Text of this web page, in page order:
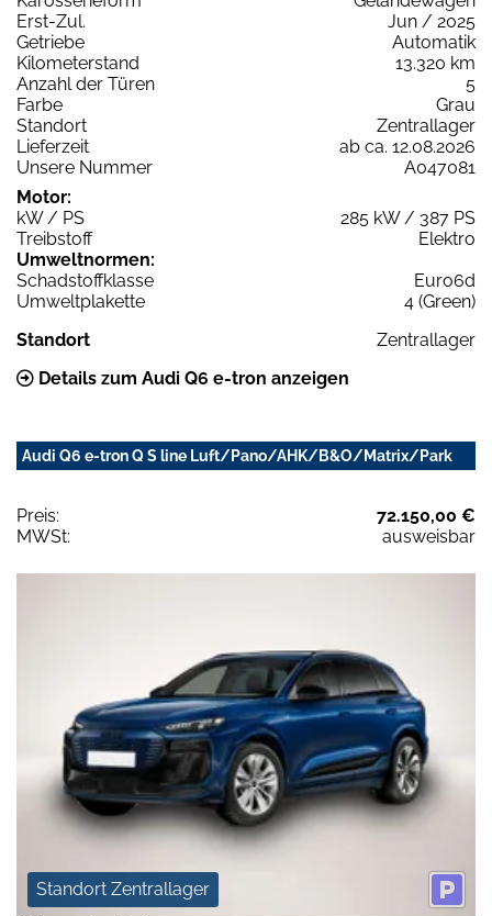
Erst-Zul.
Jun / 2025
Getriebe
Automatik
Kilometerstand
13.320 km
Anzahl der Türen
5
Farbe
Grau
Standort
Zentrallager
Lieferzeit
ab ca. 12.08.2026
Unsere Nummer
A047081
Motor:
kW / PS
285 kW / 387 PS
Treibstoff
Elektro
Umweltnormen:
Schadstoffklasse
Euro6d
Umweltplakette
4 (Green)
Standort
Zentrallager
Details zum Audi Q6 e-tron anzeigen
Audi Q6 e-tron Q S line Luft/Pano/AHK/B&O/Matrix/Park
Preis:
72.150,00 €
MWSt:
ausweisbar
Standort Zentrallager